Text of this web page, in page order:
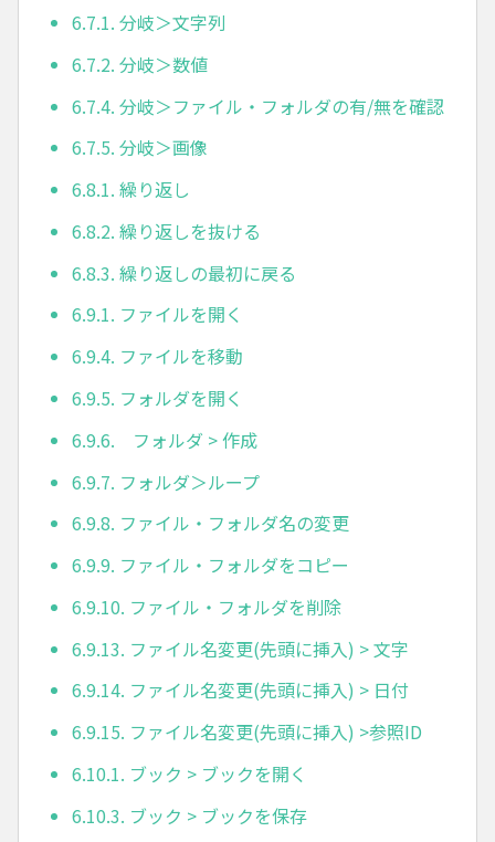
6.7.1. 分岐＞文字列
6.7.2. 分岐＞数値
6.7.4. 分岐＞ファイル・フォルダの有/無を確認
6.7.5. 分岐＞画像
6.8.1. 繰り返し
6.8.2. 繰り返しを抜ける
6.8.3. 繰り返しの最初に戻る
6.9.1. ファイルを開く
6.9.4. ファイルを移動
6.9.5. フォルダを開く
6.9.6. フォルダ > 作成
6.9.7. フォルダ＞ループ
6.9.8. ファイル・フォルダ名の変更
6.9.9. ファイル・フォルダをコピー
6.9.10. ファイル・フォルダを削除
6.9.13. ファイル名変更(先頭に挿入) > 文字
6.9.14. ファイル名変更(先頭に挿入) > 日付
6.9.15. ファイル名変更(先頭に挿入) >参照ID
6.10.1. ブック > ブックを開く
6.10.3. ブック > ブックを保存